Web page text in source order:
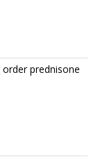
order prednisone